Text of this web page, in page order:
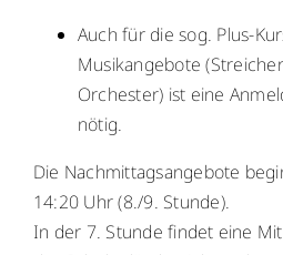
WebUntis WebUntis
Schuldock
Auch für die sog. Plus-
Musikangebote
Orchester) ist eine
nötig.
Die Nachmittagsangebote
14:20 Uhr (8./9. Stunde).
In der 7. Stunde findet eine